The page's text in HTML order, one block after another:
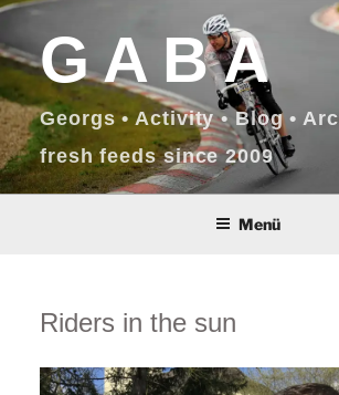
Zum
Inhalt
springenGABA
Georgs • Activity • Blog •
fresh feeds since 2009
Menü
Riders in the sun